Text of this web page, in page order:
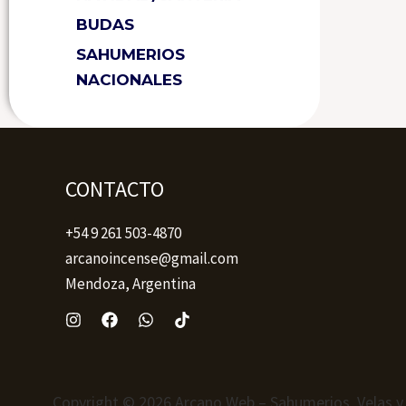
BUDAS
SAHUMERIOS
NACIONALES
CONTACTO
+54 9 261 503-4870
arcanoincense@gmail.com
Mendoza, Argentina